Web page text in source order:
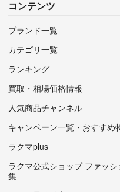
コンテンツ
ブランド一覧
カテゴリ一覧
ランキング
買取・相場価格情報
人気商品チャンネル
キャンペーン一覧・おすすめ
ラクマplus
ラクマ公式ショップ ファッ
集